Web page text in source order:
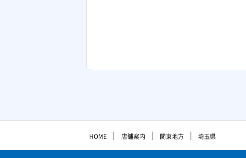
HOME ｜ 店舗案内 ｜ 関東地方 ｜ 埼玉県